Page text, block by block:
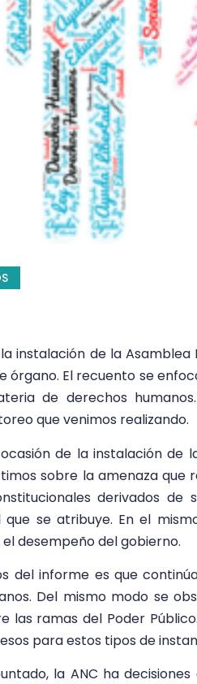
instalación de la
órgano. El recuento se
de derechos
que venimos realizando.
de la instalación de
sobre la amenaza que
derivados
que se atribuye. En el
desempeño del gobierno.
del informe es que
Del mismo modo se
las ramas del Poder
para estos tipos de
la ANC ha